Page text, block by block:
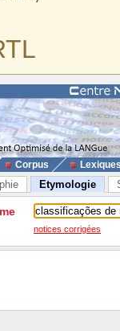
Corpus
Etymologie
notices corrigées